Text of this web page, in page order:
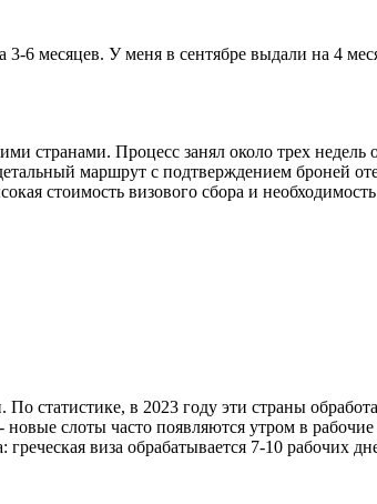
6 месяцев. У меня в сентябре выдали на 4
странами. Процесс занял около трех недель
маршрут с подтверждением броней
стоимость визового сбора и необходимость
статистике, в 2023 году эти страны
слоты часто появляются утром в
виза обрабатывается 7-10 рабочих